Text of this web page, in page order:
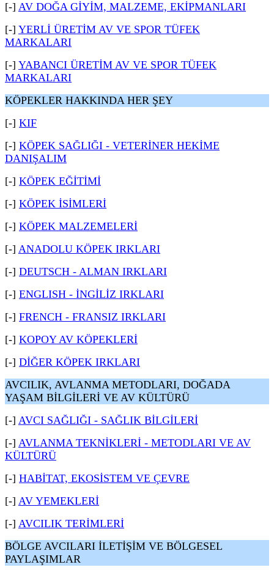
[-] AV DOĞA GİYİM, MALZEME, EKİPMANLARI
[-] YERLİ ÜRETİM AV VE SPOR TÜFEK
MARKALARI
[-] YABANCI ÜRETİM AV VE SPOR TÜFEK
MARKALARI
KÖPEKLER HAKKINDA HER ŞEY
[-] KIF
[-] KÖPEK SAĞLIĞI - VETERİNER HEKİME
DANIŞALIM
[-] KÖPEK EĞİTİMİ
[-] KÖPEK İSİMLERİ
[-] KÖPEK MALZEMELERİ
[-] ANADOLU KÖPEK IRKLARI
[-] DEUTSCH - ALMAN IRKLARI
[-] ENGLISH - İNGİLİZ IRKLARI
[-] FRENCH - FRANSIZ IRKLARI
[-] KOPOY AV KÖPEKLERİ
[-] DİĞER KÖPEK IRKLARI
AVCILIK, AVLANMA METODLARI, DOĞADA
YAŞAM BİLGİLERİ VE AV KÜLTÜRÜ
[-] AVCI SAĞLIĞI - SAĞLIK BİLGİLERİ
[-] AVLANMA TEKNİKLERİ - METODLARI VE AV
KÜLTÜRÜ
[-] HABİTAT, EKOSİSTEM VE ÇEVRE
[-] AV YEMEKLERİ
[-] AVCILIK TERİMLERİ
BÖLGE AVCILARI İLETİŞİM VE BÖLGESEL
PAYLAŞIMLAR